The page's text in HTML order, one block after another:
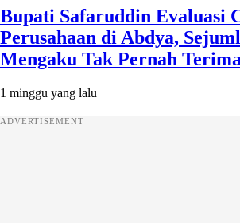
Bupati Safaruddin Evaluasi
Perusahaan di Abdya,
Mengaku Tak Pernah
1 minggu yang lalu
ADVERTISEMENT